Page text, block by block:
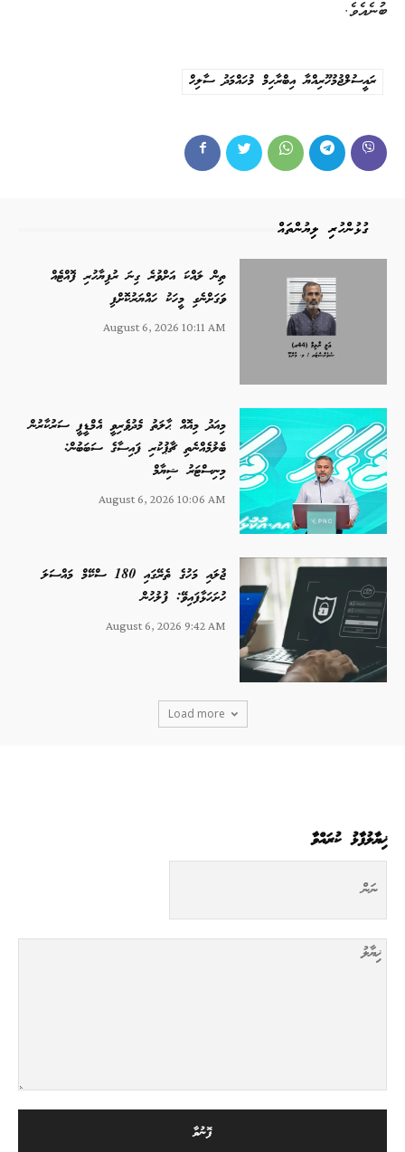
ބުނެއެވެ.
ރައީސުލްޖުމުހޫރިއްޔާ އިބްރާހިމް މުހައްމަދު ސާލިހް
ގުޅުންހުރި ލިޔުންތައް
ތިން ލައްކަ އަށްވުރެ ގިނަ ރުފިޔާހުރި ފޮއްޓެއް
ވަގަށްނެގި މީހަކު ހައްޔަރުކޮށްފި
August 6, 2026 10:11 AM
މިއަދު މިއޮއް ޙާލަތު މެދުވެރިވީ އެމްޑީޕީ ސަރުކާރުން
ބެލުމެއްނެތި ޗާޕުކުރި ފައިސާގެ ސަބަބުން:
މިނިސްޓަރު ޝިޔާމް
August 6, 2026 10:06 AM
ޖުލައި މަހުގެ ތެރޭގައި 180 ސްކޭމް މައްސަލަ
ހުށަހަޅާފައިވޭ: ފުލުހުން
August 6, 2026 9:42 AM
Load more
ޚިޔާލުފާޅު ކުރައްވާ